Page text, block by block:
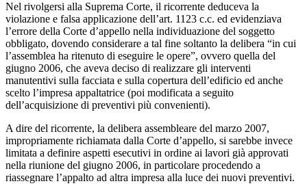
Nel rivolgersi alla Suprema Corte, il ricorrente deduceva la
violazione e falsa applicazione dell’art. 1123 c.c. ed evidenziava
l’errore della Corte d’appello nella individuazione del soggetto
obbligato, dovendo considerare a tal fine soltanto la delibera “in cui
l’assemblea ha ritenuto di eseguire le opere”, ovvero quella del
giugno 2006, che aveva deciso di realizzare gli interventi
manutentivi sulla facciata e sulla copertura dell’edificio ed anche
scelto l’impresa appaltatrice (poi modificata a seguito
dell’acquisizione di preventivi più convenienti).
A dire del ricorrente, la delibera assembleare del marzo 2007,
impropriamente richiamata dalla Corte d’appello, si sarebbe invece
limitata a definire aspetti esecutivi in ordine ai lavori già approvati
nella riunione del giugno 2006, in particolare procedendo a
riassegnare l’appalto ad altra impresa alla luce dei nuovi preventivi.